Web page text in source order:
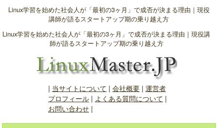
Linux学習を始めた社会人が「最初の3ヶ月」で成否が決まる理由｜現役
講師が語るスタートアップ期の乗り越え方
Linux学習を始めた社会人が「最初の3ヶ月」で成否が決まる理由｜現役講
師が語るスタートアップ期の乗り越え方
| 当サイトについて | 会社概要| 運営者
プロフィール| よくある質問について |
お問い合わせ|